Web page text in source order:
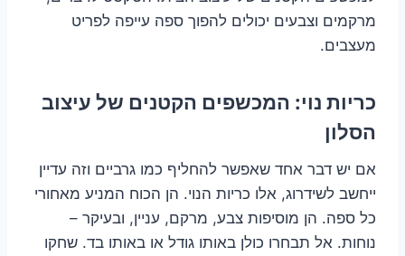
מרקמים וצבעים יכולים להפוך ספה עייפה לפריט
מעצבים.
כריות נוי: המכשפים הקטנים של עיצוב
הסלון
אם יש דבר אחד שאפשר להחליף כמו גרביים וזה עדיין
ייחשב לשידרוג, אלו כריות הנוי. הן הכוח המניע מאחורי
כל ספה. הן מוסיפות צבע, מרקם, עניין, ובעיקר –
נוחות. אל תבחרו כולן באותו גודל או באותו בד. שחקו